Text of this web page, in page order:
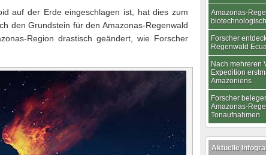
auf der Erde eingeschlagen ist, hat dies zum
den Grundstein für den Amazonas-Regenwald
Region drastisch geändert, wie Forscher
Amazonas-
Forscher
Regenwald
Nach mehreren
Expedition
Amazoniens
Forscher
Amazonas-
Tonaufnahmen
Aktuelle